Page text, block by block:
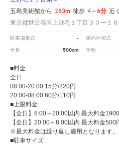
五島美術館から 283m 徒歩 4～6分 近
東京都世田谷区上野毛１丁目３０ー１８
駐車場形式 - 屋内外形式
全長 500cm 全幅
■料金
全日
08:00-20:00 15分/220円
20:00-08:00 60分/110円
■上限料金
【全日】8:00～20:00以内 最大料金
【全日】20:00～8:00以内 最大料金500
※最大料金は繰り返し適用となります。
■駐車サイズ